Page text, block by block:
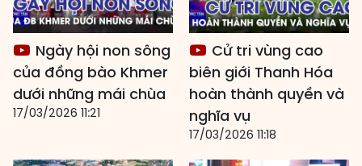
Ngày hội non sông
của đồng bào Khmer
dưới những mái chùa
17/03/2026 11:21
Cử tri vùng cao
biên giới Thanh Hóa
hoàn thành quyền và
nghĩa vụ
17/03/2026 11:18